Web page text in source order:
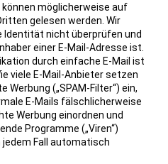
können möglicherweise auf
gelesen werden. Wir
Identität nicht überprüfen und
einer E-Mail-Adresse ist.
durch einfache E-Mail ist
viele E-Mail-Anbieter setzen
(„SPAM-Filter“) ein,
E-Mails fälschlicherweise
Werbung einordnen und
Programme („Viren“)
Fall automatisch